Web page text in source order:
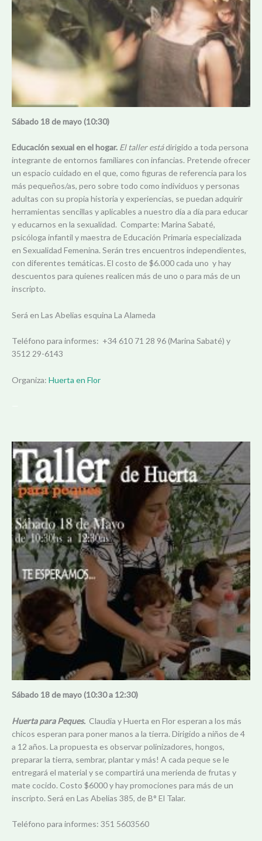
Sábado 18 de mayo (10:30)
Educación sexual en el hogar. El taller estádirigido a toda persona
integrante de entornos familiares con infancias. Pretende ofrecer
un espacio cuidado en el que, como figuras de referencia para los
más pequeños/as, pero sobre todo como individuos y personas
adultas con su propia historia y experiencias, se puedan adquirir
herramientas sencillas y aplicables a nuestro día a día para educar
y educarnos en la sexualidad. Comparte: Marina Sabaté,
psicóloga infantil y maestra de Educación Primaria especializada
en Sexualidad Femenina. Serán tres encuentros independientes,
con diferentes temáticas. El costo de $6.000 cada uno y hay
descuentos para quienes realicen más de uno o para más de un
inscripto.
Será en Las Abelias esquina La Alameda
Teléfono para informes: +34 610 71 28 96 (Marina Sabaté) y
3512 29-6143
Organiza: Huerta en Flor
Sábado 18 de mayo (10:30 a 12:30)
Huerta para Peques. Claudia y Huerta en Flor esperan a los más
chicos esperan para poner manos a la tierra. Dirigido a niños de 4
a 12 años. La propuesta es observar polinizadores, hongos,
preparar la tierra, sembrar, plantar y más! A cada peque se le
entregará el material y se compartirá una merienda de frutas y
mate cocido. Costo $6000 y hay promociones para más de un
inscripto. Será en Las Abelias 385, de B° El Talar.
Teléfono para informes: 351 5603560